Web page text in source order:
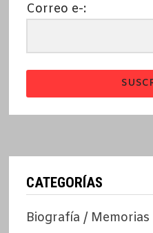
Correo e-:
CATEGORÍAS
Biografía / Memorias